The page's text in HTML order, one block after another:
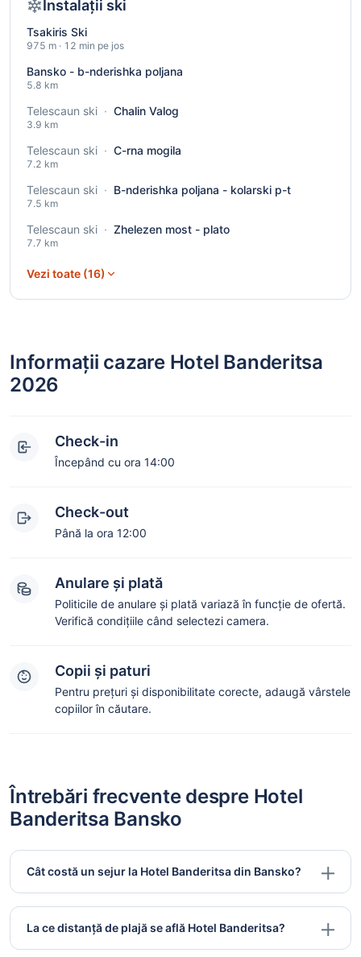
Instalații ski
Tsakiris Ski
975 m · 12 min pe jos
Bansko - b-nderishka poljana
5.8 km
Telescaun ski · Chalin Valog
3.9 km
Telescaun ski · C-rna mogila
7.2 km
Telescaun ski · B-nderishka poljana - kolarski p-t
7.5 km
Telescaun ski · Zhelezen most - plato
7.7 km
Vezi toate (16)
Informații cazare Hotel Banderitsa
2026
Check-in
Începând cu ora 14:00
Check-out
Până la ora 12:00
Anulare și plată
Politicile de anulare și plată variază în funcție de ofertă.
Verifică condițiile când selectezi camera.
Copii și paturi
Pentru prețuri și disponibilitate corecte, adaugă vârstele
copiilor în căutare.
Întrebări frecvente despre Hotel
Banderitsa Bansko
Cât costă un sejur la Hotel Banderitsa din Bansko?
La ce distanță de plajă se află Hotel Banderitsa?